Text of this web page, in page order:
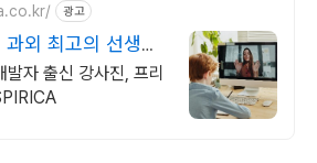
광고
외 최고의 선생님
자 출신 강사진, 프리